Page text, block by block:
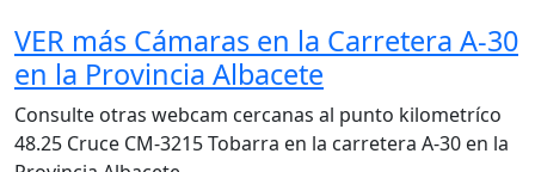
VER más Cámaras en la Carretera A-30
en la Provincia Albacete
Consulte otras webcam cercanas al punto kilometríco
48.25 Cruce CM-3215 Tobarra en la carretera A-30 en la